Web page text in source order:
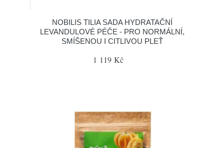
NOBILIS TILIA SADA HYDRATAČNÍ
LEVANDULOVÉ PÉČE - PRO NORMÁLNÍ,
SMÍŠENOU I CITLIVOU PLEŤ
1 119 Kč